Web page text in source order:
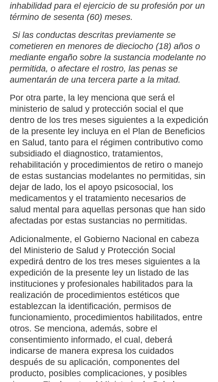
inhabilidad para el ejercicio de su profesión por un
término de sesenta (60) meses.
Si las conductas descritas previamente se
cometieren en menores de dieciocho (18) años o
mediante engaño sobre la sustancia modelante no
permitida, o afectare el rostro, las penas se
aumentarán de una tercera parte a la mitad.
Por otra parte, la ley menciona que será el
ministerio de salud y protección social el que
dentro de los tres meses siguientes a la expedición
de la presente ley incluya en el Plan de Beneficios
en Salud, tanto para el régimen contributivo como
subsidiado el diagnostico, tratamientos,
rehabilitación y procedimientos de retiro o manejo
de estas sustancias modelantes no permitidas, sin
dejar de lado, los el apoyo psicosocial, los
medicamentos y el tratamiento necesarios de
salud mental para aquellas personas que han sido
afectadas por estas sustancias no permitidas.
Adicionalmente, el Gobierno Nacional en cabeza
del Ministerio de Salud y Protección Social
expedirá dentro de los tres meses siguientes a la
expedición de la presente ley un listado de las
instituciones y profesionales habilitados para la
realización de procedimientos estéticos que
establezcan la identificación, permisos de
funcionamiento, procedimientos habilitados, entre
otros. Se menciona, además, sobre el
consentimiento informado, el cual, deberá
indicarse de manera expresa los cuidados
después de su aplicación, componentes del
producto, posibles complicaciones, y posibles